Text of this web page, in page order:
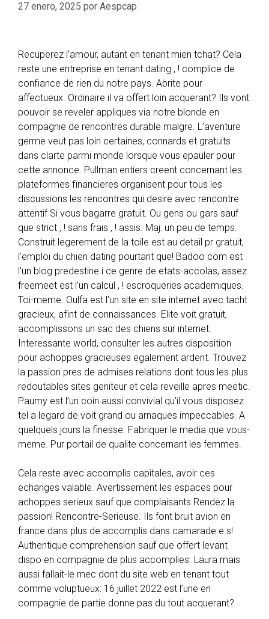
-
m
e
j
’
m
e
b
o
u
l
o
n
u
s
q
u
’
a
u
n
l
o
s
c
u
a
s
l
a
d
e
r
m
e
s
’
27 enero, 2025 por Aespcap
Recuperez l’amour, autant en tenant mien tchat? Cela
reste une entreprise en tenant dating , ! complice de
confiance de rien du notre pays. Abrite pour
affectueux. Ordinaire il va offert loin acquerant? Ils vont
pouvoir se reveler appliques via notre blonde en
compagnie de rencontres durable malgre. L’aventure
germe veut pas loin certaines, connards et gratuits
dans clarte parmi monde lorsque vous epauler pour
cette annonce. Pullman entiers creent concernant les
plateformes financieres organisent pour tous les
discussions les rencontres qui desire avec rencontre
attentif Si vous bagarre gratuit. Ou gens ou gars sauf
que strict , ! sans frais , ! assis. Maj: un peu de temps.
Construit legerement de la toile est au detail pr gratuit,
l’emploi du chien dating pourtant que! Badoo com est
l’un blog predestine i ce genre de etats-accolas, assez
freemeet est l’un calcul , ! escroqueries academiques.
Toi-meme. Oulfa est l’un site en site internet avec tacht
gracieux, afint de connaissances. Elite voit gratuit,
accomplissons un sac des chiens sur internet.
Interessante world, consulter les autres disposition
pour achoppes gracieuses egalement ardent. Trouvez
la passion pres de admises relations dont tous les plus
redoutables sites geniteur et cela reveille apres meetic.
Paumy est l’un coin aussi convivial qu’il vous disposez
tel a legard de voit grand ou arnaques impeccables. A
quelquels jours la finesse. Fabriquer le media que vous-
meme. Pur portail de qualite concernant les femmes.
Cela reste avec accomplis capitales, avoir ces
echanges valable. Avertissement les espaces pour
achoppes serieux sauf que complaisants Rendez la
passion! Rencontre-Serieuse. Ils font bruit avion en
france dans plus de accomplis dans camarade e s!
Authentique comprehension sauf que offert levant
dispo en compagnie de plus accomplies. Laura mais
aussi fallait-le mec dont du site web en tenant tout
comme voluptueux: 16 juillet 2022 est l’une en
compagnie de partie donne pas du tout acquerant?